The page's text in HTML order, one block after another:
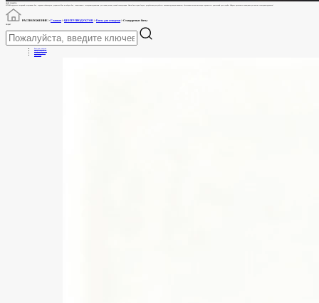
ЦЕНТР ПРОДУКТОВ
SFTOOLS предлагает широкий ассортимент бит, торцевых гайковертов, держателей бит и наборов бит, совместимых с электроинструментами, для самых разных условий эксплуатации. Наши биты серии Impact разработаны для работы с высоким крутящим моментом, обеспечивая исключительную прочность и длительный срок службы. Найдите идеального помощника для ваших электроинструментов!
РАСПОЛОЖЕНИЕ > Главная > ЦЕНТР ПРОДУКТОВ > Биты для отвертки > Стандартные биты
ПРОДУКТ
Биты для отвертки
Набор отверток-бит
Установка орехов
Аксессуары